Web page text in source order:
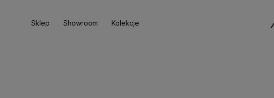
Sklep Showroom Kolekcje